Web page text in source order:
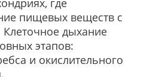
где
пищевых веществ с
дыхание
этапов:
и окислительного